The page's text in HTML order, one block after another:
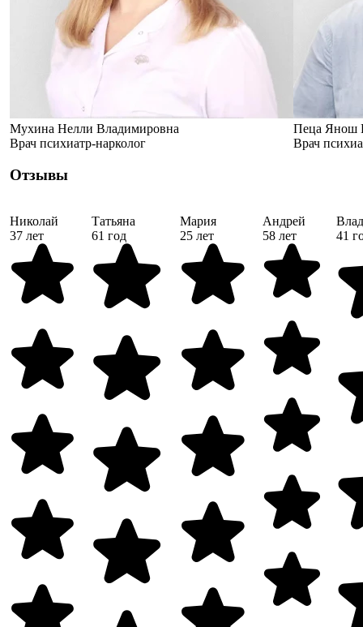
Мухина Нелли Владимировна
Врач психиатр-нарколог
Пеца Янош
Врач
Отзывы
Николай
37 лет
Татьяна
61 год
Мария
25 лет
Андрей
58 лет
41